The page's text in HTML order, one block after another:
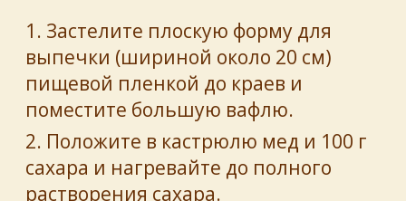
1. Застелите плоскую форму для
выпечки (шириной около 20 см)
пищевой пленкой до краев и
поместите большую вафлю.
2. Положите в кастрюлю мед и 100 г
сахара и нагревайте до полного
растворения сахара.